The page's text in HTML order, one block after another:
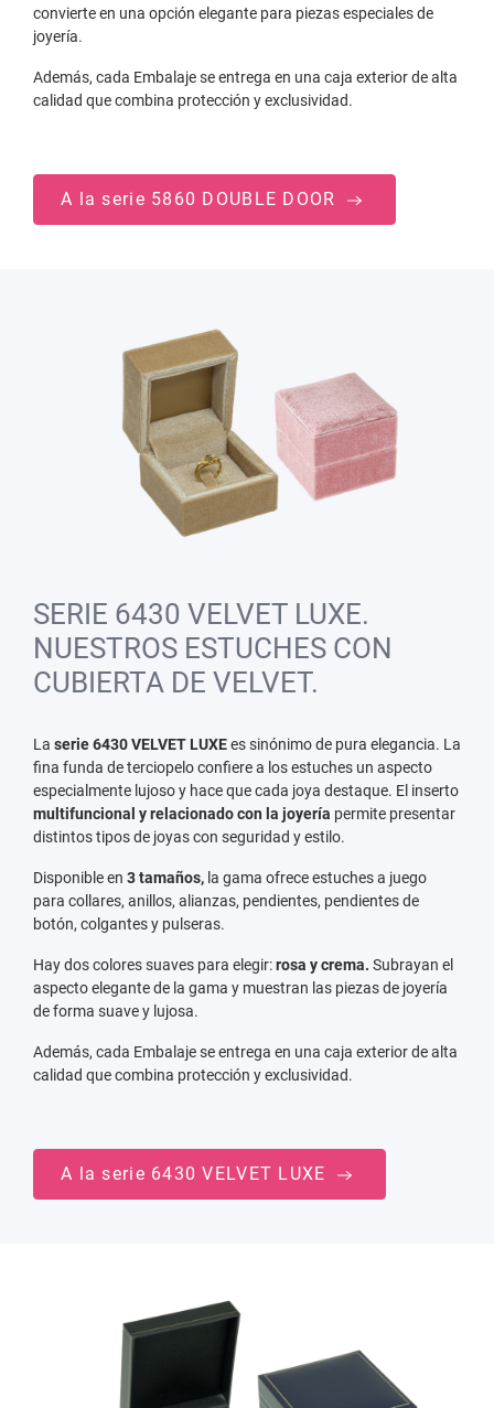
convierte en una opción elegante para piezas especiales de
joyería.
Además, cada Embalaje se entrega en una caja exterior de alta
calidad que combina protección y exclusividad.
A la serie 5860 DOUBLE DOOR
SERIE 6430 VELVET LUXE.
NUESTROS ESTUCHES CON
CUBIERTA DE VELVET.
La serie 6430 VELVET LUXEes sinónimo de pura elegancia. La
fina funda de terciopelo confiere a los estuches un aspecto
especialmente lujoso y hace que cada joya destaque. El inserto
multifuncional y relacionado con la joyería permite presentar
distintos tipos de joyas con seguridad y estilo.
Disponible en 3 tamaños, la gama ofrece estuches a juego
para collares, anillos, alianzas, pendientes, pendientes de
botón, colgantes y pulseras.
Hay dos colores suaves para elegir:rosa y crema. Subrayan el
aspecto elegante de la gama y muestran las piezas de joyería
de forma suave y lujosa.
Además, cada Embalaje se entrega en una caja exterior de alta
calidad que combina protección y exclusividad.
A la serie 6430 VELVET LUXE